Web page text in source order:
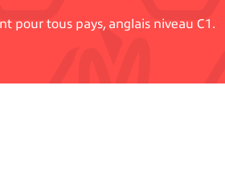
pour tous pays, anglais niveau C1.